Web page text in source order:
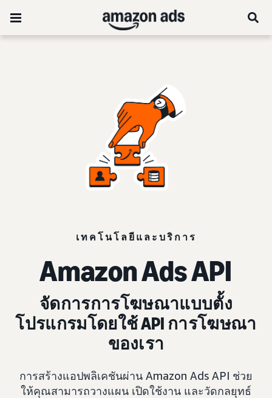
เทคโนโลยีและบริการ
Amazon Ads API
จัดการการโฆษณาแบบตั้ง
โปรแกรมโดยใช้ API การโฆษณา
ของเรา
การสร้างแอปพลิเคชันผ่าน Amazon Ads API ช่วย
ให้คุณสามารถวางแผน เปิดใช้งาน และวัดกลยุทธ์